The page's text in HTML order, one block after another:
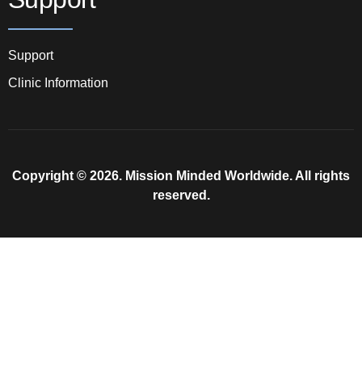
Support
Clinic Information
Copyright © 2026. Mission Minded Worldwide. All rights
reserved.